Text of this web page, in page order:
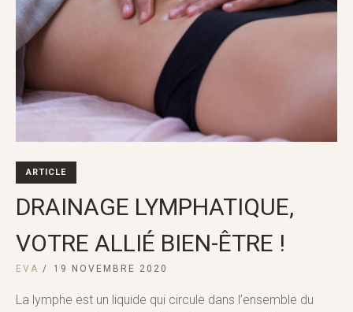
ARTICLE
DRAINAGE LYMPHATIQUE,
VOTRE ALLIÉ BIEN-ÊTRE !
EVA 19 NOVEMBRE 2020
La lymphe est un liquide qui circule dans l’ensemble du